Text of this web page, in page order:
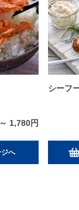
1,780円
へ
シーフ